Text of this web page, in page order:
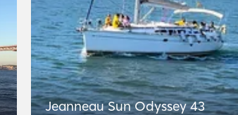
Jeanneau Sun Odyssey 43